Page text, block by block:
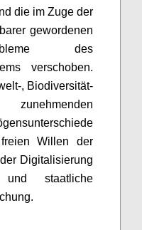
die im Zuge der
gewordenen
des
verschoben.
, Biodiversität-
Willen der
Digitalisierung
und staatliche